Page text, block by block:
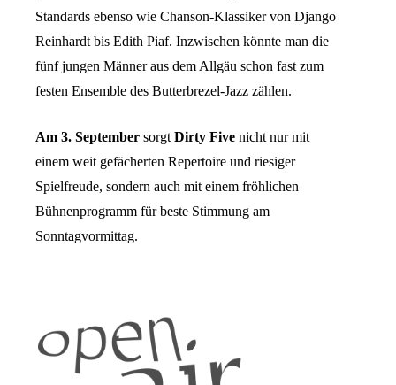
Standards ebenso wie Chanson-Klassiker von Django
Reinhardt bis Edith Piaf. Inzwischen könnte man die
fünf jungen Männer aus dem Allgäu schon fast zum
festen Ensemble des Butterbrezel-Jazz zählen.
Am 3. September sorgt Dirty Five nicht nur mit
einem weit gefächerten Repertoire und riesiger
Spielfreude, sondern auch mit einem fröhlichen
Bühnenprogramm für beste Stimmung am
Sonntagvormittag.